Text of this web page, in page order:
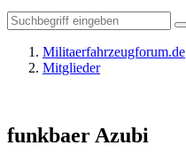
Militaerfahrzeugforum.de
Mitglieder
funkbaer Azubi